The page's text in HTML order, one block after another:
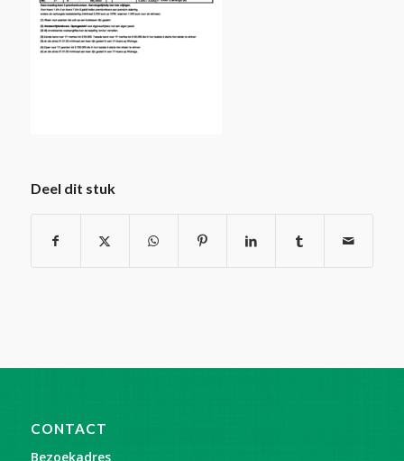
Deel dit stuk
CONTACT
Bezoekadres